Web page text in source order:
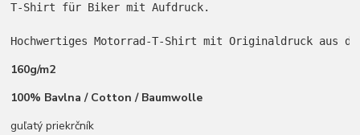
T-Shirt für Biker mit Aufdruck.
Hochwertiges Motorrad-T-Shirt mit Originaldruck aus
160g/m2
100% Bavlna / Cotton / Baumwolle
guľatý priekrčník